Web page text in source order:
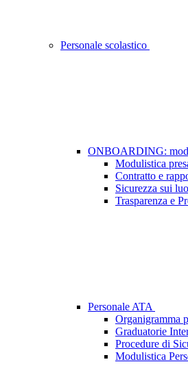
Personale scolastico
ONBOARDING:
Modulistica
Contratto e
Sicurezza sui
Trasparenza e
Personale ATA
Organigramma
Graduatorie
Procedure di
Modulistica